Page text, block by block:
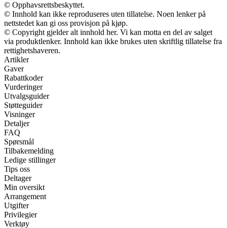
© Opphavsrettsbeskyttet.
© Innhold kan ikke reproduseres uten tillatelse. Noen lenker på
nettstedet kan gi oss provisjon på kjøp.
© Copyright gjelder alt innhold her. Vi kan motta en del av salget
via produktlenker. Innhold kan ikke brukes uten skriftlig tillatelse fra
rettighetshaveren.
Artikler
Gaver
Rabattkoder
Vurderinger
Utvalgsguider
Støtteguider
Visninger
Detaljer
FAQ
Spørsmål
Tilbakemelding
Ledige stillinger
Tips oss
Deltager
Min oversikt
Arrangement
Utgifter
Privilegier
Verktøy